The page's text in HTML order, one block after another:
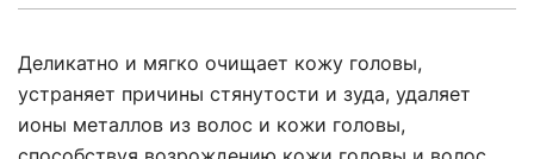
Деликатно и мягко очищает кожу головы,
устраняет причины стянутости и зуда, удаляет
ионы металлов из волос и кожи головы,